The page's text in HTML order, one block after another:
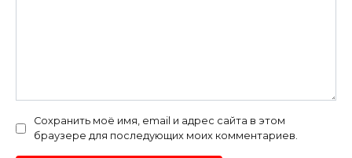
Сохранить моё имя, email и адрес сайта в этом
браузере для последующих моих комментариев.